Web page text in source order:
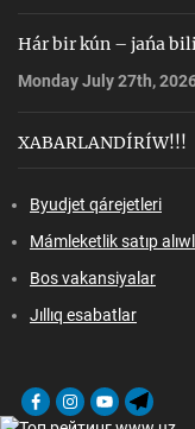
Hár bir kún – jańa
Monday July 27th,
XABARLANDÍRÍW!!!
Byudjet qárejetleri
Mámleketlik satıp
Bos vakansiyalar
Jıllıq esabatlar
FacebookInstagram
YoutubeTelegram